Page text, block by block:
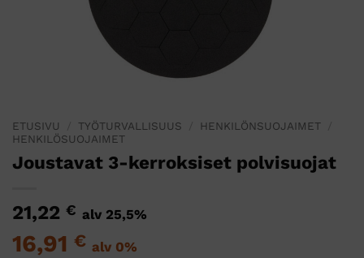
ETUSIVU TYÖTURVALLISUUS HENKILÖNSUOJAIMET
HENKILÖSUOJAIMET
Joustavat 3-kerroksiset polvisuojat
21,22 € alv 25,5%
16,91 € alv 0%